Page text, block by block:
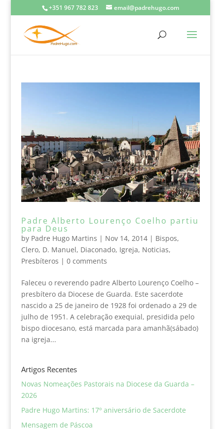
+351 967 782 823 email@padrehugo.com
Padre Alberto Lourenço Coelho partiu
para Deus
by Padre Hugo Martins | Nov 14, 2014| Bispos,
Clero, D. Manuel, Diaconado, Igreja, Noticias,
Presbíteros | 0 comments
Faleceu o reverendo padre Alberto Lourenço Coelho –
presbítero da Diocese de Guarda. Este sacerdote
nascido a 25 de janeiro de 1928 foi ordenado a 29 de
julho de 1951. A celebração exequial, presidida pelo
bispo diocesano, está marcada para amanhã(sábado)
na igreja...
Artigos Recentes
Novas Nomeações Pastorais na Diocese da Guarda –
2026
Padre Hugo Martins: 17º aniversário de Sacerdote
Mensagem de Páscoa